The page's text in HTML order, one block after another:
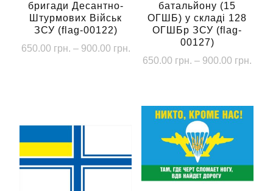
бригади Десантно-
Штурмових Військ
ЗСУ (flag-00122)
650.00 грн. – 900.00 грн.
цін:
900.00 грн.
Параметри
можна
батальйону (15
ОГШБ) у складі 128
ОГШБр ЗСУ (flag-
00127)
650.00 грн. – 900.00 грн.
має
кілька
варіантів.
Параметри
можна